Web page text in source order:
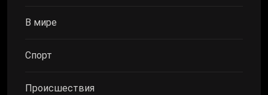
В мире
Спорт
Происшествия